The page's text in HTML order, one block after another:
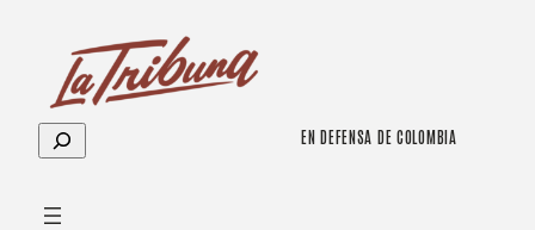
contenido
Buscar EN DEFENSA DE COLOMBIA